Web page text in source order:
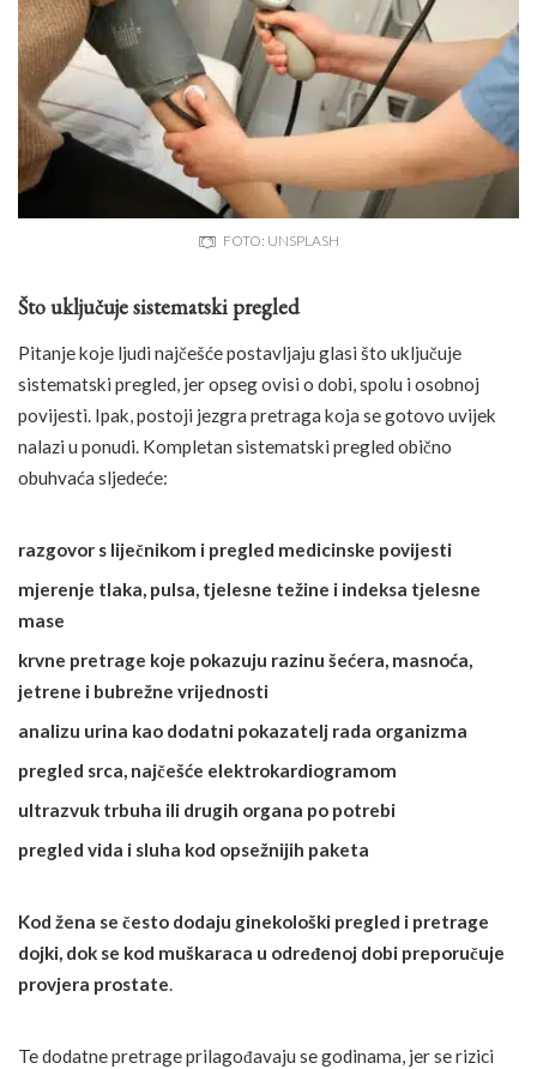
FOTO: UNSPLASH
Što uključuje sistematski pregled
Pitanje koje ljudi najčešće postavljaju glasi što uključuje
sistematski pregled, jer opseg ovisi o dobi, spolu i osobnoj
povijesti. Ipak, postoji jezgra pretraga koja se gotovo uvijek
nalazi u ponudi. Kompletan sistematski pregled obično
obuhvaća sljedeće:
razgovor s liječnikom i pregled medicinske povijesti
mjerenje tlaka, pulsa, tjelesne težine i indeksa tjelesne
mase
krvne pretrage koje pokazuju razinu šećera, masnoća,
jetrene i bubrežne vrijednosti
analizu urina kao dodatni pokazatelj rada organizma
pregled srca, najčešće elektrokardiogramom
ultrazvuk trbuha ili drugih organa po potrebi
pregled vida i sluha kod opsežnijih paketa
Kod žena se često dodaju ginekološki pregled i pretrage
dojki, dok se kod muškaraca u određenoj dobi preporučuje
provjera prostate.
Te dodatne pretrage prilagođavaju se godinama, jer se rizici